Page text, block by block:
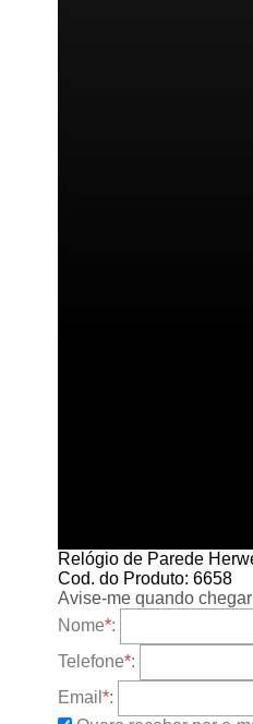
Relógio de Parede
Cod. do Produto: 6658
Avise-me quando chegar
Nome*:
Telefone*:
Email *: